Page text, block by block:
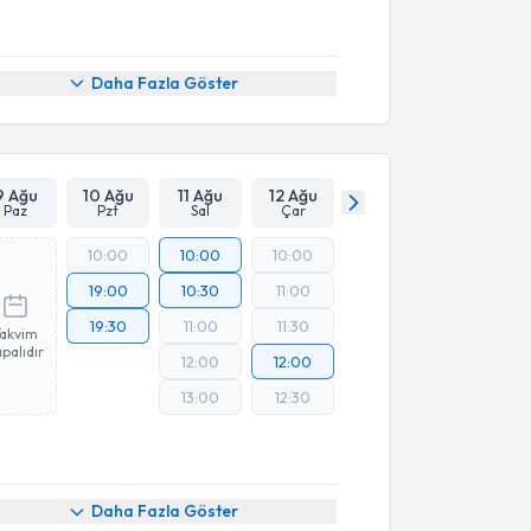
Daha Fazla Göster
Ağu
Paz
10 Ağu
Pzt
11 Ağu
Sal
12 Ağu
Çar
10:00
19:00
19:30
10:00
10:30
11:00
12:00
13:00
10:00
11:00
11:30
12:00
12:30
Daha Fazla Göster